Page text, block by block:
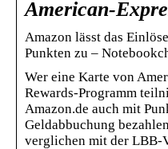
American-
Amazon lässt das
Punkten zu –
Wer eine Karte von
Rewards-Programm
Amazon.de auch mit
Geldabbuchung
verglichen mit der LBB-